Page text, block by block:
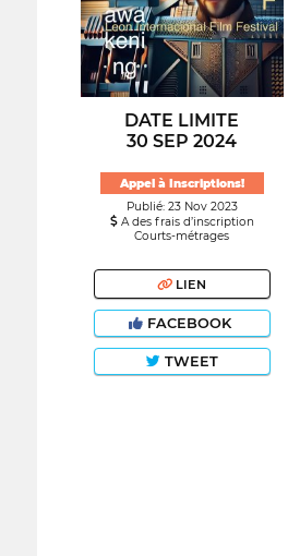
DATE LIMITE
30 SEP 2024
Appel à Inscriptions!
Publié: 23 Nov 2023
A des frais d’inscription
Courts-métrages
LIEN
FACEBOOK
TWEET